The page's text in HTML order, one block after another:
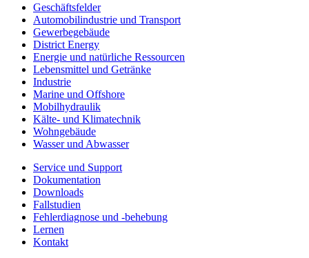
Geschäftsfelder
Automobilindustrie und Transport
Gewerbegebäude
District Energy
Energie und natürliche Ressourcen
Lebensmittel und Getränke
Industrie
Marine und Offshore
Mobilhydraulik
Kälte- und Klimatechnik
Wohngebäude
Wasser und Abwasser
Service und Support
Dokumentation
Downloads
Fallstudien
Fehlerdiagnose und -behebung
Lernen
Kontakt